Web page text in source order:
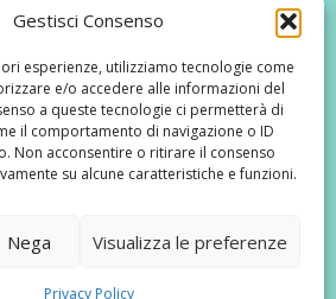
Gestisci Consenso
esperienze, utilizziamo tecnologie come
e/o accedere alle informazioni del
a queste tecnologie ci permetterà di
il comportamento di navigazione o ID
Non acconsentire o ritirare il consenso
su alcune caratteristiche e funzioni.
Nega Visualizza le preferenze
Privacy Policy
nasce prima di
dal suo
al bambino nei suoi
aggiornandone